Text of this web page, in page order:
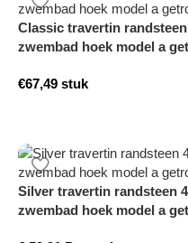
Classic travertin randsteen
zwembad hoek model a
€67,49 stuk
Silver travertin randsteen
zwembad hoek model a